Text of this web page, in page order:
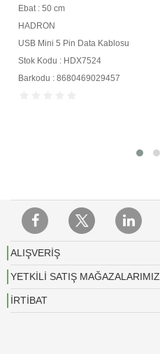
Ebat : 50 cm
HADRON
USB Mini 5 Pin Data Kablosu
Stok Kodu : HDX7524
Barkodu : 8680469029457
ALIŞVERİŞ
YETKİLİ SATIŞ MAĞAZALARIMIZ
İRTİBAT